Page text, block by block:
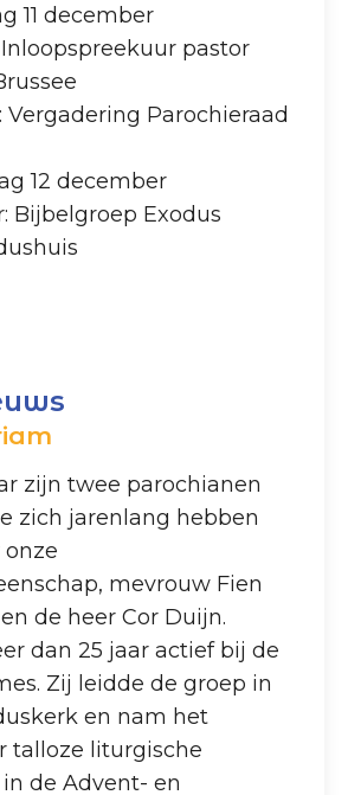
11 december
Inloopspreekuur pastor
Vergadering Parochieraad
12 december
Bijbelgroep Exodus
zijn twee parochianen
zich jarenlang hebben
mevrouw Fien
de heer Cor Duijn.
dan 25 jaar actief bij de
Zij leidde de groep in
en nam het
talloze liturgische
de Advent- en